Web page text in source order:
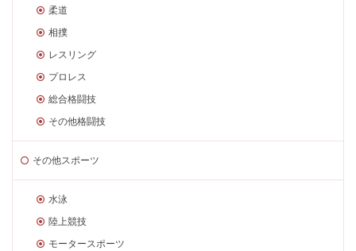
柔道
相撲
レスリング
プロレス
総合格闘技
その他格闘技
その他スポーツ
水泳
陸上競技
モータースポーツ